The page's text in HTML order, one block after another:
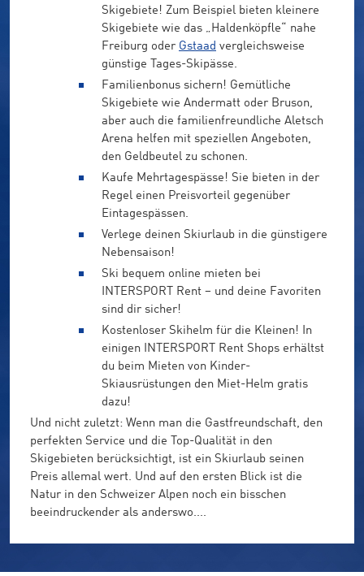
Skigebiete! Zum Beispiel bieten kleinere
Skigebiete wie das „Haldenköpfle“ nahe
Freiburg oder Gstaad vergleichsweise
günstige Tages-Skipässe.
Familienbonus sichern! Gemütliche
Skigebiete wie Andermatt oder Bruson,
aber auch die familienfreundliche Aletsch
Arena helfen mit speziellen Angeboten,
den Geldbeutel zu schonen.
Kaufe Mehrtagespässe! Sie bieten in der
Regel einen Preisvorteil gegenüber
Eintagespässen.
Verlege deinen Skiurlaub in die günstigere
Nebensaison!
Ski bequem online mieten bei
INTERSPORT Rent – und deine Favoriten
sind dir sicher!
Kostenloser Skihelm für die Kleinen! In
einigen INTERSPORT Rent Shops erhältst
du beim Mieten von Kinder-
Skiausrüstungen den Miet-Helm gratis
dazu!
Und nicht zuletzt: Wenn man die Gastfreundschaft, den
perfekten Service und die Top-Qualität in den
Skigebieten berücksichtigt, ist ein Skiurlaub seinen
Preis allemal wert. Und auf den ersten Blick ist die
Natur in den Schweizer Alpen noch ein bisschen
beeindruckender als anderswo....